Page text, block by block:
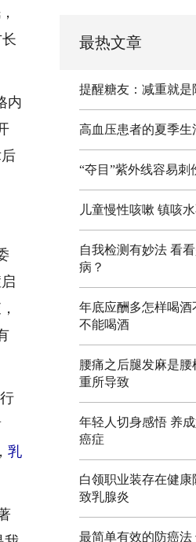
内
乳
最热文章
提醒糖友：减重就是
高血压患者的夏季生
“夺目”紫外线容易刺
儿童慢性咳嗽 镇咳
自我检测有妙法 看
病？
年底应酬多怎样喝酒
不能喝酒
腰痛之后腿发麻是
重所导致
年轻人切身感悟 养
癌症
白领职业装存在健康
致乳腺炎
最简单有效的防癌法